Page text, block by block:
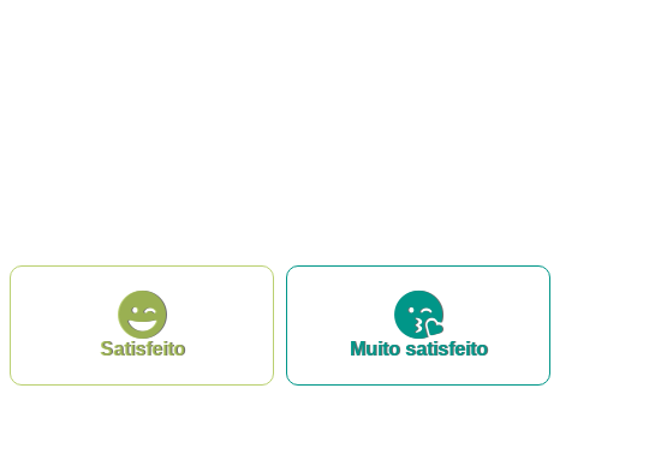
Satisfeito Muito satisfeito